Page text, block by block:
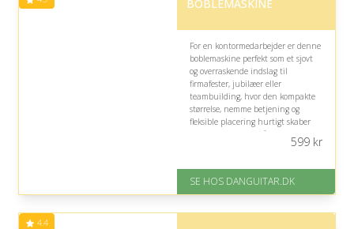
BOBLEMASKINE
For en kontormedarbejder er denne
boblemaskine perfekt som et sjovt
og overraskende indslag til
firmafester, jubilæer eller
teambuilding, hvor den kompakte
størrelse, nemme betjening og
fleksible placering hurtigt skaber
festlig stemning og får kollegerne til
På lager
Levering: 1-2 hverdage
på 4.9 ud af 5
599kr
SE HOS DANGUITAR.DK
4.4